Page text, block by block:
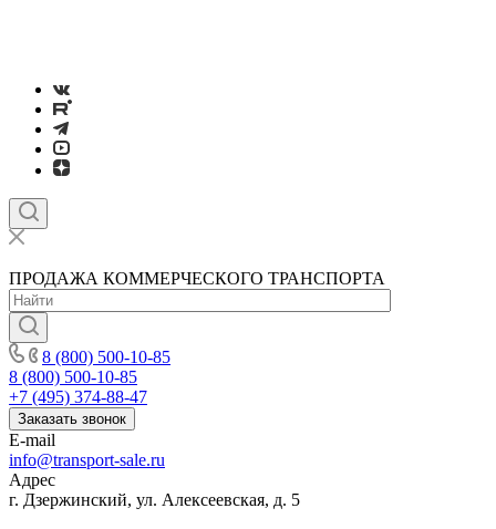
ПРОДАЖА КОММЕРЧЕСКОГО ТРАНСПОРТА
8 (800) 500-10-85
8 (800) 500-10-85
+7 (495) 374-88-47
Заказать звонок
E-mail
info@transport-sale.ru
Адрес
г. Дзержинский, ул. Алексеевская, д. 5